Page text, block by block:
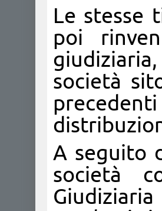
Le stesse
poi
società
A seguito
società